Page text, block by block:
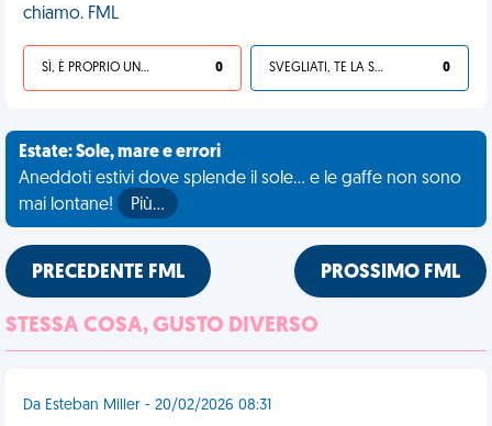
chiamo. FML
SÌ, È PROPRIO UNA VDM! 0 SVEGLIATI, TE LA SEI CERCATA! 0
Estate: Sole, mare e errori
Aneddoti estivi dove splende il sole... e le gaffe non sono
mai lontane!
Più…
PRECEDENTE FML PROSSIMO FML
STESSA COSA, GUSTO DIVERSO
Da Esteban Miller - 20/02/2026 08:31